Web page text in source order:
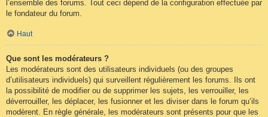
l’ensemble des forums. Tout ceci dépend de la configuration effectuée par
le fondateur du forum.
Haut
Que sont les modérateurs ?
Les modérateurs sont des utilisateurs individuels (ou des groupes
d’utilisateurs individuels) qui surveillent régulièrement les forums. Ils ont
la possibilité de modifier ou de supprimer les sujets, les verrouiller, les
déverrouiller, les déplacer, les fusionner et les diviser dans le forum qu’ils
modèrent. En règle générale, les modérateurs sont présents pour que les